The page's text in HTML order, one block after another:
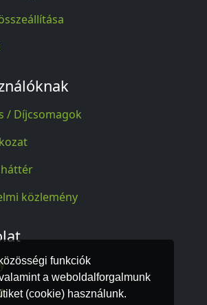
funkciók
a weboldalforgalmunk
(cookie) használunk.
/ Díjcsomagok
közlemény